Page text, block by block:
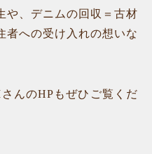
や、デニムの回収＝古材
者への受け入れの想いな
んのHPもぜひご覧くだ